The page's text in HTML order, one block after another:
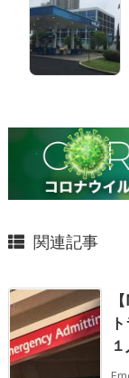
関連記事